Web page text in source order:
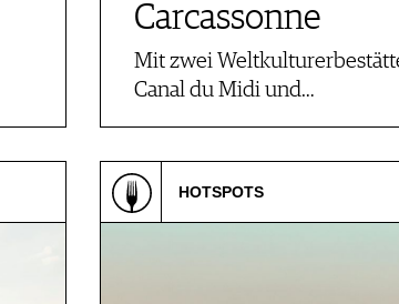
Carcassonne
Mit zwei
Canal du Midi und…
HOTSPOTS